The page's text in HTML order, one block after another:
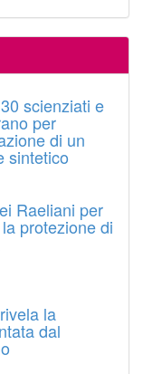
scienziati e
per
di un
sintetico
Raeliani per
protezione di
la
dal